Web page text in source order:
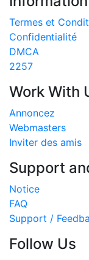
Termes et
Confidentialité
DMCA
2257
Work With
Annoncez
Webmasters
Inviter des amis
Support
Notice
FAQ
Support /
Follow Us